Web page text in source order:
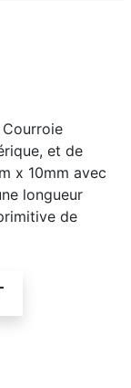
et de
x 10mm avec
longueur
de